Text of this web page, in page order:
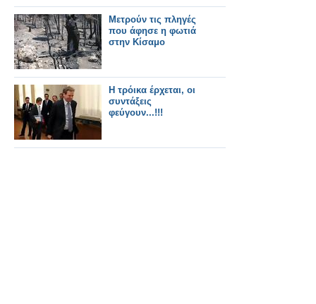
Μετρούν τις πληγές
που άφησε η φωτιά
στην Κίσαμο
Η τρόικα έρχεται, οι
συντάξεις
φεύγουν...!!!